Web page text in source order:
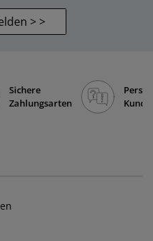
> >
Sichere
Zahlungsarten